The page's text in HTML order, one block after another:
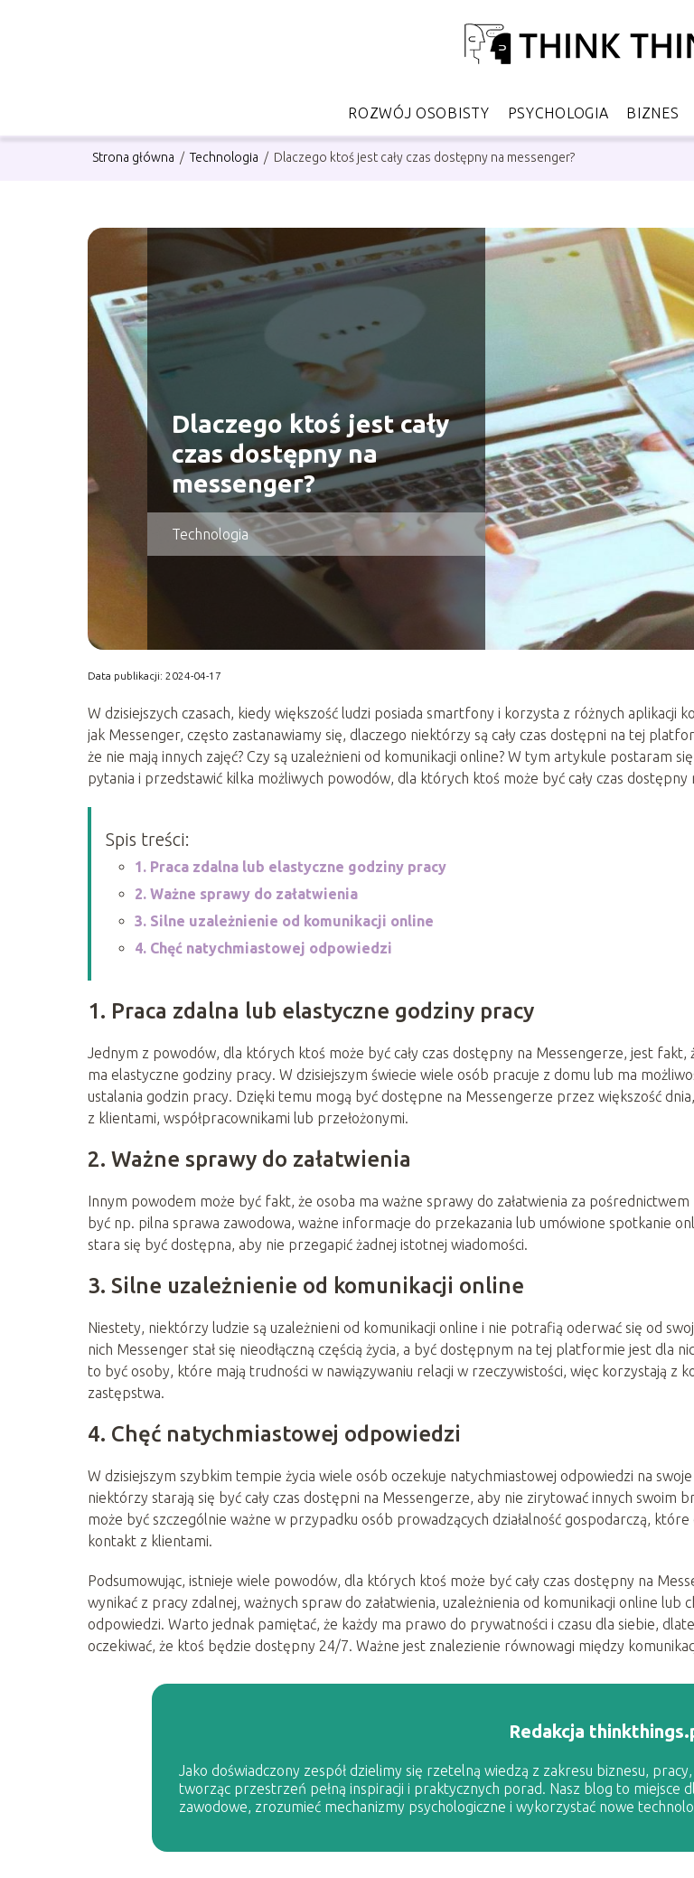
ROZWÓJ OSOBISTY PSYCHOLOGIA BIZNES
Strona główna / Technologia / Dlaczego ktoś jest cały czas dostępny na messenger?
Dlaczego ktoś jest cały
czas dostępny na
messenger?
Technologia
Data publikacji: 2024-04-17
W dzisiejszych czasach, kiedy większość ludzi posiada smartfony i korzysta z różnych aplikacji
jak Messenger, często zastanawiamy się, dlaczego niektórzy są cały czas dostępni na tej
że nie mają innych zajęć? Czy są uzależnieni od komunikacji online? W tym artykule postaram
pytania i przedstawić kilka możliwych powodów, dla których ktoś może być cały czas dostępny
Spis treści:
1. Praca zdalna lub elastyczne godziny pracy
2. Ważne sprawy do załatwienia
3. Silne uzależnienie od komunikacji online
4. Chęć natychmiastowej odpowiedzi
1. Praca zdalna lub elastyczne godziny pracy
Jednym z powodów, dla których ktoś może być cały czas dostępny na Messengerze, jest fakt,
ma elastyczne godziny pracy. W dzisiejszym świecie wiele osób pracuje z domu lub ma
ustalania godzin pracy. Dzięki temu mogą być dostępne na Messengerze przez większość
z klientami, współpracownikami lub przełożonymi.
2. Ważne sprawy do załatwienia
Innym powodem może być fakt, że osoba ma ważne sprawy do załatwienia za
być np. pilna sprawa zawodowa, ważne informacje do przekazania lub umówione spotkanie
stara się być dostępna, aby nie przegapić żadnej istotnej wiadomości.
3. Silne uzależnienie od komunikacji online
Niestety, niektórzy ludzie są uzależnieni od komunikacji online i nie potrafią oderwać się od
nich Messenger stał się nieodłączną częścią życia, a być dostępnym na tej platformie jest dla
to być osoby, które mają trudności w nawiązywaniu relacji w rzeczywistości, więc korzystają z
zastępstwa.
4. Chęć natychmiastowej odpowiedzi
W dzisiejszym szybkim tempie życia wiele osób oczekuje natychmiastowej odpowiedzi na
niektórzy starają się być cały czas dostępni na Messengerze, aby nie zirytować innych swoim
może być szczególnie ważne w przypadku osób prowadzących działalność gospodarczą,
kontakt z klientami.
Podsumowując, istnieje wiele powodów, dla których ktoś może być cały czas dostępny na
wynikać z pracy zdalnej, ważnych spraw do załatwienia, uzależnienia od komunikacji online lub
odpowiedzi. Warto jednak pamiętać, że każdy ma prawo do prywatności i czasu dla siebie,
oczekiwać, że ktoś będzie dostępny 24/7. Ważne jest znalezienie równowagi między
Redakcja
Jako doświadczony zespół dzielimy się rzetelną wiedzą z zakresu biznesu,
tworząc przestrzeń pełną inspiracji i praktycznych porad. Nasz blog to miejsce
zawodowe, zrozumieć mechanizmy psychologiczne i wykorzystać nowe